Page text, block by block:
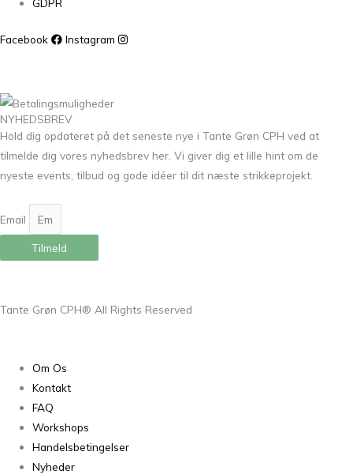
GDPR
Facebook Instagram
NYHEDSBREV
Hold dig opdateret på det seneste nye i Tante Grøn CPH ved at
tilmelde dig vores nyhedsbrev her. Vi giver dig et lille hint om de
nyeste events, tilbud og gode idéer til dit næste strikkeprojekt.
Email
Tilmeld
Tante Grøn CPH® All Rights Reserved
Om Os
Kontakt
FAQ
Workshops
Handelsbetingelser
Nyheder